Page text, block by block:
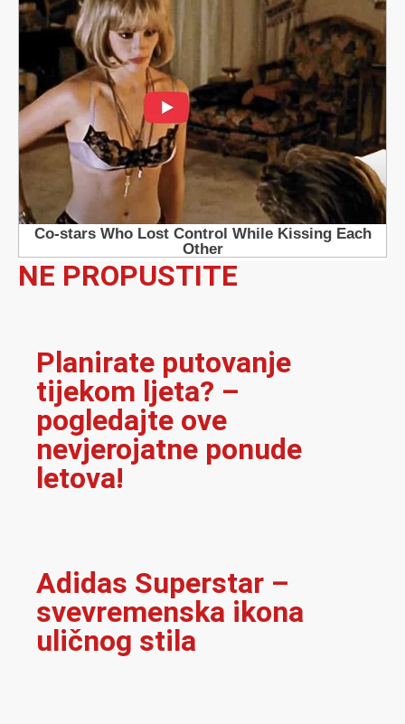
NE PROPUSTITE
Planirate putovanje
tijekom ljeta? –
pogledajte ove
nevjerojatne ponude
letova!
Adidas Superstar –
svevremenska ikona
uličnog stila